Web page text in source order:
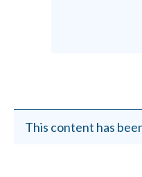
This content has